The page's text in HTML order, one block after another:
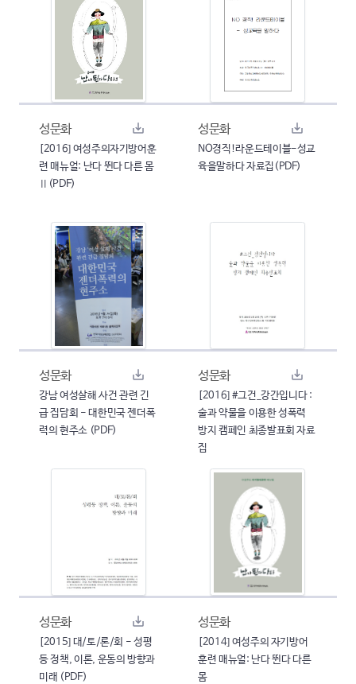
성문화
[2016] 여성주의자기방어훈
련 매뉴얼: 난다 뛴다 다른 몸
Ⅱ(PDF)
성문화
NO경직!라운드테이블-성교
육을말하다 자료집(PDF)
성문화
강남 여성살해 사건 관련 긴
급 집담회 - 대한민국 젠더폭
력의 현주소 (PDF)
성문화
[2016] #그건_강간입니다 :
술과 약물을 이용한 성폭력
방지 캠페인 최종발표회 자료
집
성문화
[2015] 대/토/론/회 - 성평
등 정책, 이론, 운동의 방향과
미래 (PDF)
성문화
[2014] 여성주의 자기방어
훈련 매뉴얼: 난다 뛴다 다른
몸